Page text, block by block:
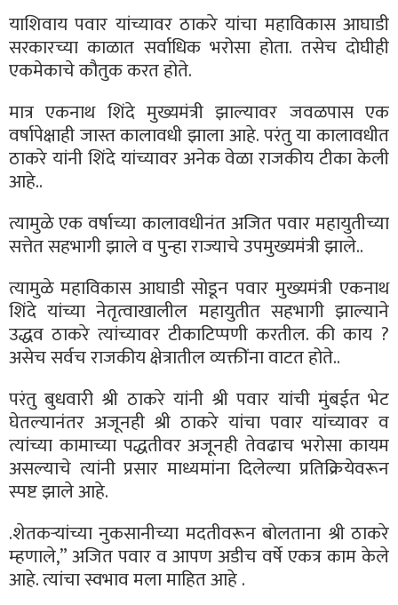
याशिवाय पवार यांच्यावर ठाकरे यांचा महाविकास आघाडी
सरकारच्या काळात सर्वाधिक भरोसा होता. तसेच दोघीही
एकमेकाचे कौतुक करत होते.
मात्र एकनाथ शिंदे मुख्यमंत्री झाल्यावर जवळपास एक
वर्षापेक्षाही जास्त कालावधी झाला आहे. परंतु या कालावधीत
ठाकरे यांनी शिंदे यांच्यावर अनेक वेळा राजकीय टीका केली
आहे..
त्यामुळे एक वर्षाच्या कालावधीनंत अजित पवार महायुतीच्या
सत्तेत सहभागी झाले व पुन्हा राज्याचे उपमुख्यमंत्री झाले..
त्यामुळे महाविकास आघाडी सोडून पवार मुख्यमंत्री एकनाथ
शिंदे यांच्या नेतृत्वाखालील महायुतीत सहभागी झाल्याने
उद्धव ठाकरे त्यांच्यावर टीकाटिप्पणी करतील. की काय ?
असेच सर्वच राजकीय क्षेत्रातील व्यक्तींना वाटत होते..
परंतु बुधवारी श्री ठाकरे यांनी श्री पवार यांची मुंबईत भेट
घेतल्यानंतर अजूनही श्री ठाकरे यांचा पवार यांच्यावर व
त्यांच्या कामाच्या पद्धतीवर अजूनही तेवढाच भरोसा कायम
असल्याचे त्यांनी प्रसार माध्यमांना दिलेल्या प्रतिक्रियेवरून
स्पष्ट झाले आहे.
.शेतकऱ्यांच्या नुकसानीच्या मदतीवरून बोलताना श्री ठाकरे
म्हणाले,” अजित पवार व आपण अडीच वर्षे एकत्र काम केले
आहे. त्यांचा स्वभाव मला माहित आहे .